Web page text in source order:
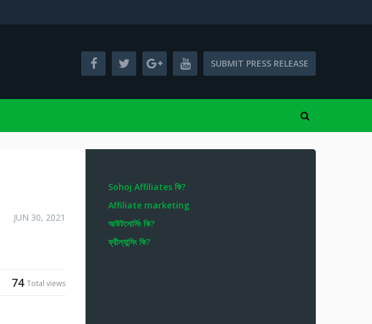
SUBMIT PRESS RELEASE
JUN 30, 2021
74 Total views
Sohoj Affiliates কি?
Affiliate marketing
আউটসোর্সিং কি?
ফ্রীল্যান্সিং কি?